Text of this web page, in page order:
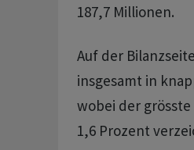
187,7 Millionen.
Auf der
insgesamt in
wobei der
1,6 Prozent